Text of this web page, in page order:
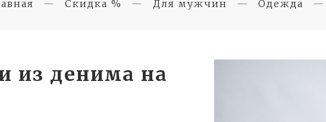
Скидка % Для мужчин Одежда
из денима на